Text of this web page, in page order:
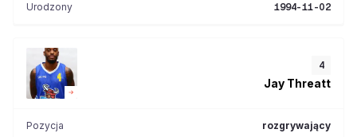
Urodzony 1994-11-02
4
Jay Threatt
Pozycja rozgrywający